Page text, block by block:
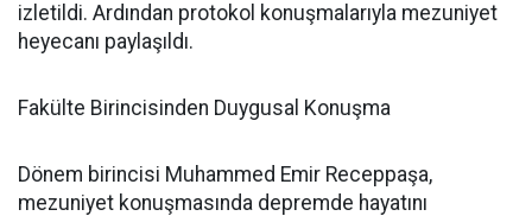
izletildi. Ardından protokol konuşmalarıyla mezuniyet
heyecanı paylaşıldı.
Fakülte Birincisinden Duygusal Konuşma
Dönem birincisi Muhammed Emir Receppaşa,
mezuniyet konuşmasında depremde hayatını